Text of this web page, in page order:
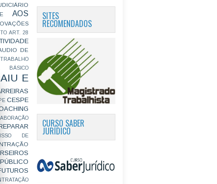
AOS
ART. 28
DE
BÁSICO
E
CESPE
DE
SITES
RECOMENDADOS
CURSO SABER
JURÍDICO